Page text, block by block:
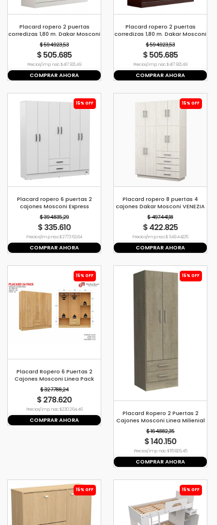
Placard ropero 2 puertas
corredizas 1,80 m. Dakar Mosconi
BLANCO
$ 594.923,53
$ 505.685
Precio s/imp. nac. $ 417.921,49
COMPRAR AHORA
Placard ropero 2 puertas
corredizas 1,80 m. Dakar Mosconi
WENGUE
$ 594.923,53
$ 505.685
Precio s/imp. nac. $ 417.921,49
COMPRAR AHORA
15% OFF
Placard ropero 6 puertas 2
cajones Mosconi Express
BLANCO
$ 394.835,29
$ 335.610
Precio s/imp. nac. $ 277.363,64
COMPRAR AHORA
15% OFF
Placard ropero 8 puertas 4
cajones Dakar Mosconi VENEZIA
$ 497.441,18
$ 422.825
Precio s/imp. nac. $ 349.442,15
COMPRAR AHORA
15% OFF
Placard Ropero 6 Puertas 2
Cajones Mosconi Linea Pack
Color Tissa
$ 327.788,24
$ 278.620
Precio s/imp. nac. $ 230.264,46
COMPRAR AHORA
15% OFF
Placard Ropero 2 Puertas 2
Cajones Mosconi Linea Milienial
Express Color Grei
$ 164.882,35
$ 140.150
Precio s/imp. nac. $ 115.826,45
COMPRAR AHORA
15% OFF 15% OFF